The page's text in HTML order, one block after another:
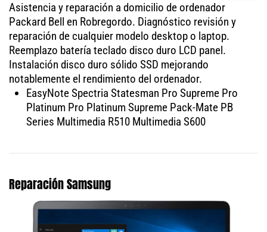
Asistencia y reparación a domicilio de ordenador
Packard Bell en Robregordo. Diagnóstico revisión y
reparación de cualquier modelo desktop o laptop.
Reemplazo batería teclado disco duro LCD panel.
Instalación disco duro sólido SSD mejorando
notablemente el rendimiento del ordenador.
EasyNote Spectria Statesman Pro Supreme Pro
Platinum Pro Platinum Supreme Pack-Mate PB
Series Multimedia R510 Multimedia S600
Reparación Samsung